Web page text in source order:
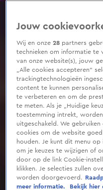
0
seconds
Jouw
Wij en onze28 partners
technieken om informatie te
van onze website(s), jouw
„Alle cookies accepteren”
trackingtechnologieën
content te kunnen
te verbeteren en om de
te meten. Als je „Huidige
toestemming intrekt,
uitgeschakeld. We
cookies om de website
houden. Je kunt dit menu
om je keuzes te wijzigen of
door op de link Cookie-
klikken. Je selecties zullen
worden doorgevoerd.
meer informatie.
Bekijk hier